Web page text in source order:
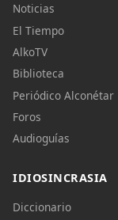
Noticias
El Tiempo
AlkoTV
Biblioteca
Periódico Alconétar
Foros
Audioguías
IDIOSINCRASIA
Diccionario